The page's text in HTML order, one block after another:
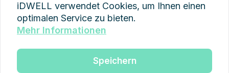
Impressum
Demo anfragen
iDWELL verwendet Cookies, um Ihnen einen
optimalen Service zu bieten.
Mehr Informationen
Speichern